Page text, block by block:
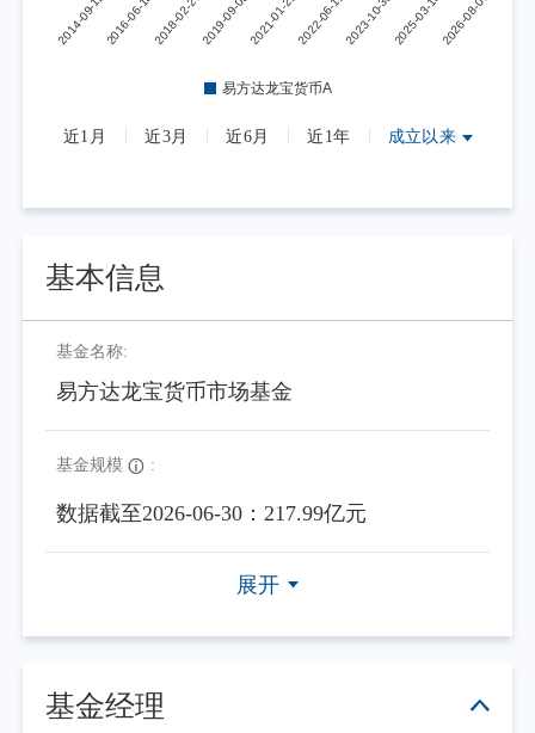
近1月 近3月 近6月 近1年 成立以来
基本信息
基金名称:
易方达龙宝货币市场基金
基金规模 :
数据截至2026-06-30：217.99亿元
展开
基金经理